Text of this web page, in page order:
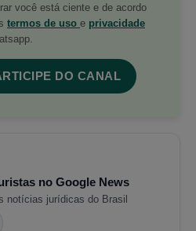
você está ciente e de acordo
termos de uso e privacidade
DO CANAL
no Google News
notícias jurídicas do Brasil